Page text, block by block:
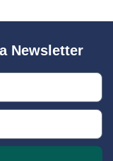
Newsletter